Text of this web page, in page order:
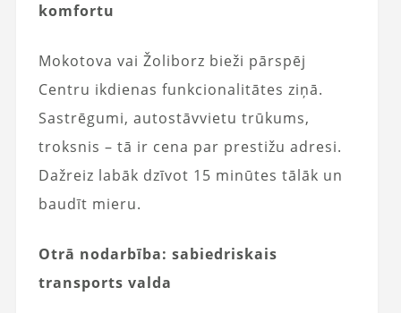
komfortu
Mokotova vai Žoliborz bieži pārspēj
Centru ikdienas funkcionalitātes ziņā.
Sastrēgumi, autostāvvietu trūkums,
troksnis – tā ir cena par prestižu adresi.
Dažreiz labāk dzīvot 15 minūtes tālāk un
baudīt mieru.
Otrā nodarbība: sabiedriskais
transports valda